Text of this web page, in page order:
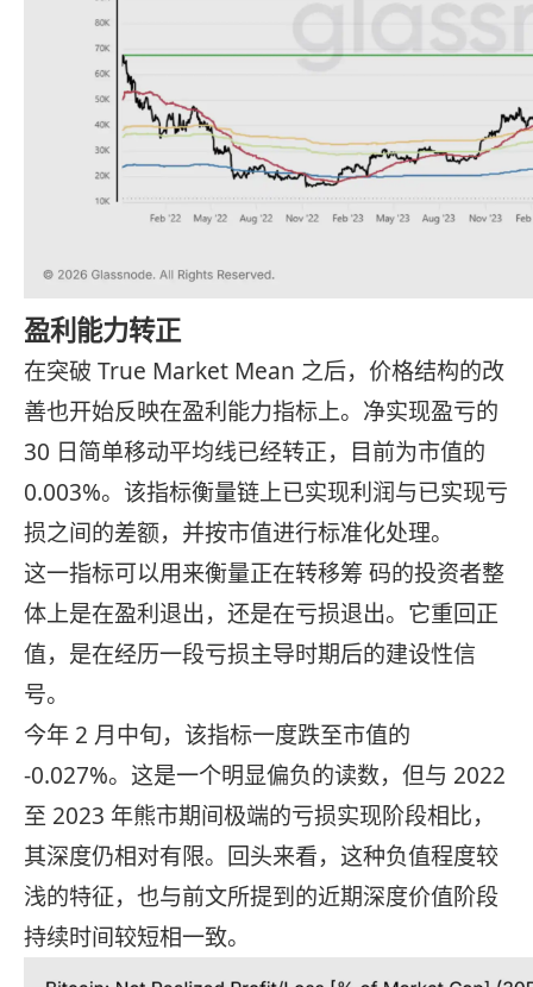
盈利能力转正
在突破 True Market Mean 之后，价格结构的改
善也开始反映在盈利能力指标上。净实现盈亏的
30 日简单移动平均线已经转正，目前为市值的
0.003%。该指标衡量链上已实现利润与已实现亏
损之间的差额，并按市值进行标准化处理。
这一指标可以用来衡量正在转移筹 码的投资者整
体上是在盈利退出，还是在亏损退出。它重回正
值，是在经历一段亏损主导时期后的建设性信
号。
今年 2 月中旬，该指标一度跌至市值的
-0.027%。这是一个明显偏负的读数，但与 2022
至 2023 年熊市期间极端的亏损实现阶段相比，
其深度仍相对有限。回头来看，这种负值程度较
浅的特征，也与前文所提到的近期深度价值阶段
持续时间较短相一致。